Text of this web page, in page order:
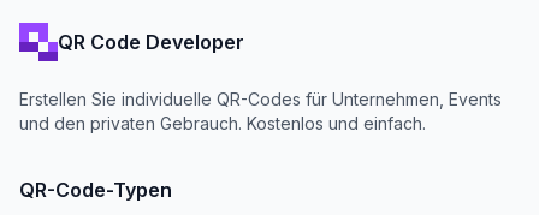
QR Code Developer
Erstellen Sie individuelle QR-Codes für Unternehmen, Events
und den privaten Gebrauch. Kostenlos und einfach.
QR-Code-Typen